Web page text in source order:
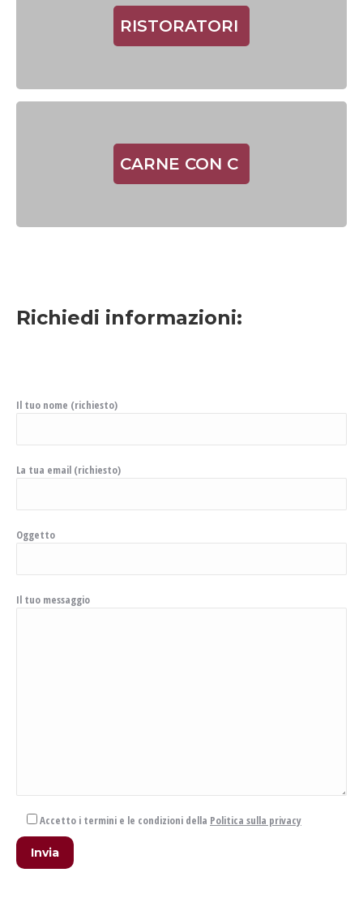
RISTORATORI
CARNE CON C
Richiedi informazioni:
Il tuo nome (richiesto)
La tua email (richiesto)
Oggetto
Il tuo messaggio
Accetto i termini e le condizioni della Politica sulla privacy